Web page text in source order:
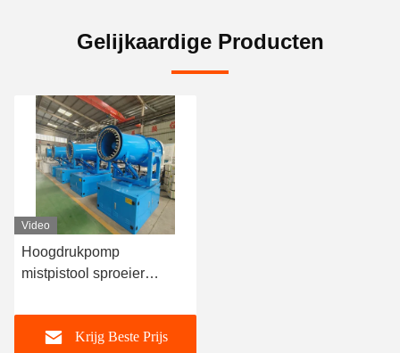
Gelijkaardige Producten
Video
Hoogdrukpomp
mistpistool sproeier
Krijg Beste Prijs